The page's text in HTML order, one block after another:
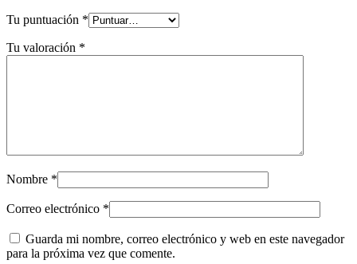
Tu puntuación *
Tu valoración *
Nombre *
Correo electrónico *
Guarda mi nombre, correo electrónico y web en este navegador
para la próxima vez que comente.